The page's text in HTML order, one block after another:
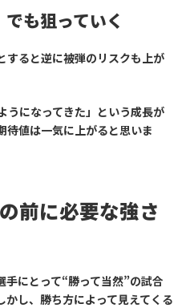
も狙っていく
すると逆に被弾のリスクも上が
うになってきた」という成長が
待値は一気に上がると思いま
前に必要な強さ
手にとって“勝って当然”の試合
し、 勝ち方によって見えてくる